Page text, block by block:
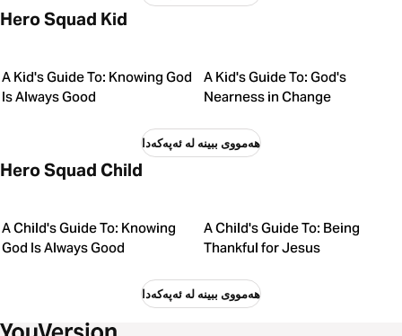
Hero Squad Kid
A Kid's Guide To: Knowing God
Is Always Good
A Kid's Guide To: God's
Nearness in Change
هەمووی ببینە لە ئەپەکەدا
Hero Squad Child
A Child's Guide To: Knowing
God Is Always Good
A Child's Guide To: Being
Thankful for Jesus
هەمووی ببینە لە ئەپەکەدا